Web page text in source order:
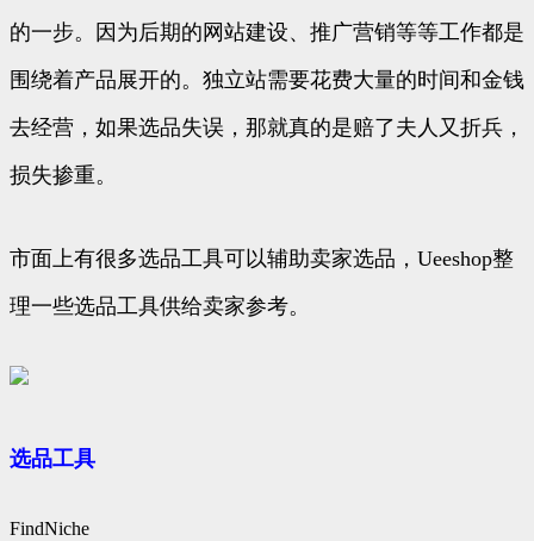
的一步。因为后期的网站建设、推广营销等等工作都是
围绕着产品展开的。独立站需要花费大量的时间和金钱
去经营，如果选品失误，那就真的是赔了夫人又折兵，
损失掺重。
市面上有很多选品工具可以辅助卖家选品，Ueeshop整
理一些选品工具供给卖家参考。
选品工具
FindNiche